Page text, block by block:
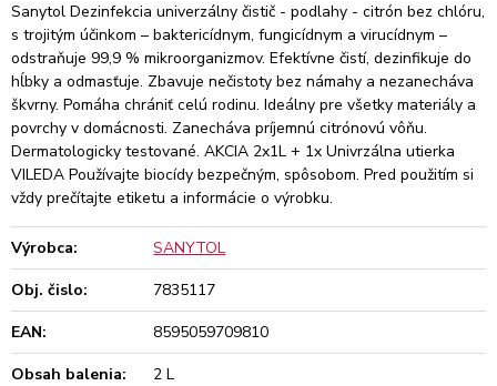
Sanytol Dezinfekcia univerzálny čistič - podlahy - citrón bez chlóru,
s trojitým účinkom – baktericídnym, fungicídnym a virucídnym –
odstraňuje 99,9 % mikroorganizmov. Efektívne čistí, dezinfikuje do
hĺbky a odmasťuje. Zbavuje nečistoty bez námahy a nezanecháva
škvrny. Pomáha chrániť celú rodinu. Ideálny pre všetky materiály a
povrchy v domácnosti. Zanecháva príjemnú citrónovú vôňu.
Dermatologicky testované. AKCIA 2x1L + 1x Univrzálna utierka
VILEDA Používajte biocídy bezpečným, spôsobom. Pred použitím si
vždy prečítajte etiketu a informácie o výrobku.
Výrobca:
SANYTOL
Obj. čislo:
7835117
EAN:
8595059709810
Obsah balenia:
2 L